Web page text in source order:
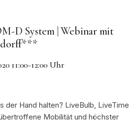
D System | Webinar mit
11:00-12:00 Uhr
der Hand halten? LiveBulb, LiveTime
Mobilität und höchster